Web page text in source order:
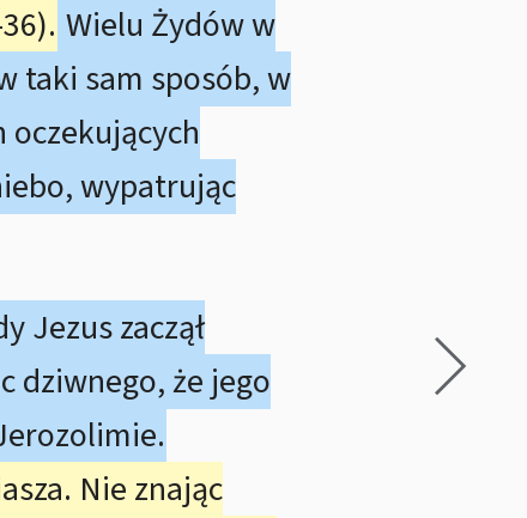
Wielu Żydów w
taki sam sposób, w
wypatrując
Jezus zaczął
dziwnego, że jego
Nie znając